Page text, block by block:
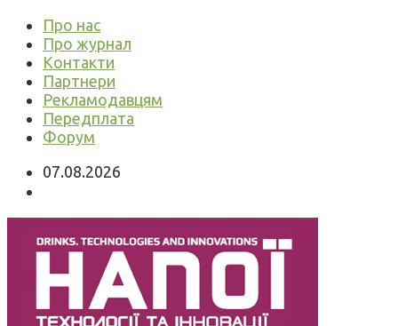
Про нас
Про журнал
Контакти
Партнери
Рекламодавцям
Передплата
Форум
07.08.2026